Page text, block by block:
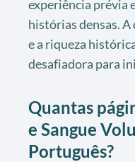
experiência prévia
histórias densas.
e a riqueza
desafiadora para
Quantas
e Sangue
Português?